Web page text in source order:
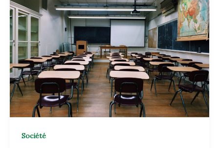
Société